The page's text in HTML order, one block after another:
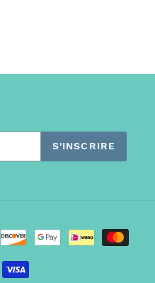
S'INSCRIRE
Moyens
de
paiement